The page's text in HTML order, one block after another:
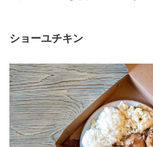
ショーユチキン